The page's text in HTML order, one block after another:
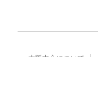
大阪中心について